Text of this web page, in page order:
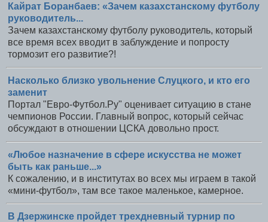
Кайрат Боранбаев: «Зачем казахстанскому футболу
руководитель...
Зачем казахстанскому футболу руководитель, который
все время всех вводит в заблуждение и попросту
тормозит его развитие?!
Насколько близко увольнение Слуцкого, и кто его
заменит
Портал "Евро-Футбол.Ру" оценивает ситуацию в стане
чемпионов России. Главный вопрос, который сейчас
обсуждают в отношении ЦСКА довольно прост.
«Любое назначение в сфере искусства не может
быть как раньше...»
К сожалению, и в институтах во всех мы играем в такой
«мини-футбол», там все такое маленькое, камерное.
В Дзержинске пройдет трехдневный турнир по